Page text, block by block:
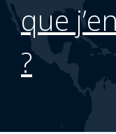
que
?